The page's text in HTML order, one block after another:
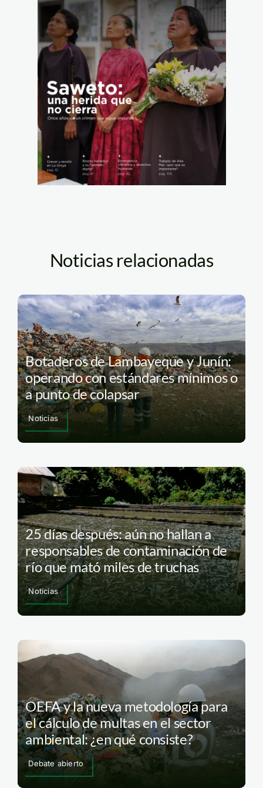
Noticias relacionadas
Botaderos de Lambayeque y Junín:
operando con estándares mínimos o
a punto de colapsar
Noticias
25 días después: aún no hallan a
responsables de contaminación de
río que mató miles de truchas
Noticias
OEFA y la nueva metodología para
el cálculo de multas en el sector
ambiental: ¿en qué consiste?
Debate abierto